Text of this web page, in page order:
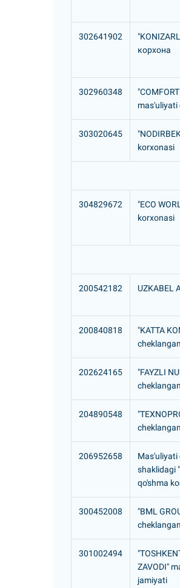
302641902
корхона
302960348
mas'uliyati
303020645
korxonasi
304829672
"ECO
korxonasi
200542182 UZKABEL
200840818
"KATTA
202624165
"FAYZLI
204890548
206952658
Mas'uliyati
shaklidagi
qo'shma
300452008
"BML
301002494
ZAVODI"
jamiyati